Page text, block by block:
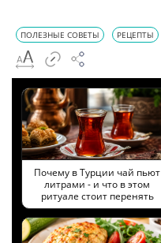
ПОЛЕЗНЫЕ СОВЕТЫ РЕЦЕПТЫ
Почему в Турции чай пьют
литрами - и что в этом
ритуале стоит перенять